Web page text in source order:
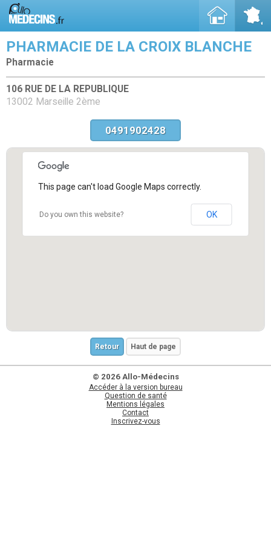
PHARMACIE DE LA CROIX BLANCHE
Pharmacie
106 RUE DE LA REPUBLIQUE
13002 Marseille 2ème
0491902428
This page can't load Google Maps correctly.
Do you own this website? OK
Retour Haut de page
© 2026 Allo-Médecins
Accéder à la version bureau
Question de santé
Mentions légales
Contact
Inscrivez-vous